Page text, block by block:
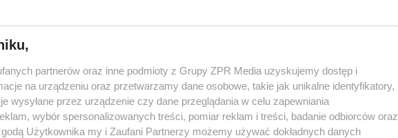
partnerów oraz inne podmioty z Grupy ZPR Media uzyskujemy dostęp i
na urządzeniu oraz przetwarzamy dane osobowe, takie jak unikalne identyfikatory,
wysyłane przez urządzenie czy dane przeglądania w celu zapewniania
wybór spersonalizowanych treści, pomiar reklam i treści, badanie odbiorców oraz
Użytkownika my i Zaufani Partnerzy możemy używać dokładnych danych